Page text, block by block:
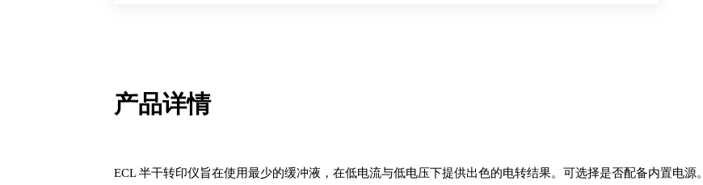
产品详情
ECL 半干转印仪旨在使用最少的缓冲液，在低电流与低电压下提供出色的电转结果。可选择是否配备内置电源。